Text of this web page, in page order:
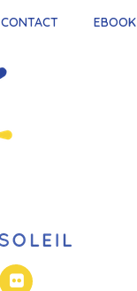
CONTACT EBOOK